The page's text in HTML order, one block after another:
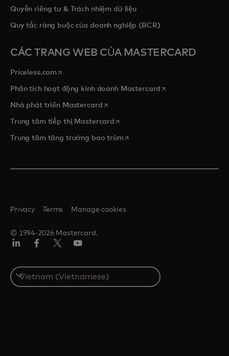
Quyền riêng tư & Trách nhiệm dữ liệu
Quy tắc ràng buộc của doanh nghiệp (BCR)
CÁC TRANG WEB CỦA MASTERCARD
Priceless.com opens in a new tab
Phân tích hoạt động kinh doanh Mastercard opens in a new tab
Nhà phát triển Mastercardopens in a new tab
Trung tâm tiếp thị Mastercardopens in a new tab
Trung tâm tăng trưởng bao trùmopens in a new tab
© 1994-2026 Mastercard.
Privacy Terms Manage cookies
Select
a
country